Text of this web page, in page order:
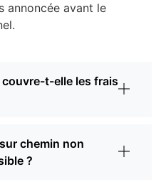
annoncée avant le
t-elle les frais
chemin non
?